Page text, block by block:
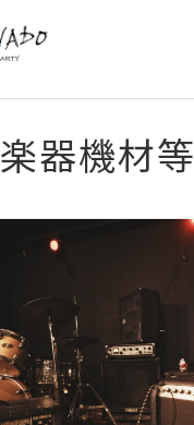
HOME
SCHEDULE
SYSTEM
MENU
ACCESS
楽器機材等